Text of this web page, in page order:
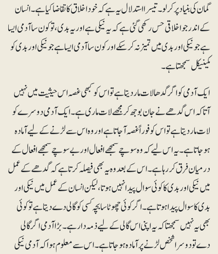
گمان کی بنیاد پر کرلو۔ تیسرا استدلال یہ ہے کہ خود اخلاق کا تقاضا کیا ہے۔ انسان
کے اندر جو اخلاقی حس رکھی گئی ہے کہ یہ نیکی ہے اور یہ بدی، تو کون سا آدمی ایسا
ہے جو نیکی اور بدی میں تمیز نہ کرسکے اور کون سا آدمی ایسا ہے جو نیکی اور بدی کو
مکینیکل سمجھتا ہے۔
ایک آدمی کو اگر گدھا لات مار دیتا ہے تو اس کو کبھی غصہ اس حیثیت میں نہیں
آتا کہ اس گدھے نے جان بوجھ کر مجھے لات ماری ہے۔ ایک آدمی دوسرے کو
لات مار دیتا ہے تو اس کو فوراً غصہ آجاتا ہے اور وہ اس سے لڑنے کے لیے آمادہ
ہوجاتا ہے۔ یہ اس لیے کہ وہ سوچے سمجھے افعال اور بے سوچے سمجھے افعال کے
درمیان فرق کر رہا ہے۔ اس کے بعد وہ یہ بھی فیصلہ کرتا ہے کہ گدھے کے عمل
میں نیکی اور بدی کا کوئی سوال پیدا نہیں ہوتا، لیکن انسان کے عمل میں نیکی اور
بدی کا سوال پیدا ہوتا ہے۔ اگر کوئی چھوٹا سا بچہ کسی کو گالی دے دیتا ہے تو کوئی
بھی یہ نہیں سمجھتا کہ یہ اپنی اس گالی کے لیے ذمہ دار ہے۔ بڑا آدمی اگر گالی
دے تو دوسرا شخص لڑنے پر آمادہ ہوجاتا ہے۔ اس سے معلوم ہوا کہ آدمی نیکی